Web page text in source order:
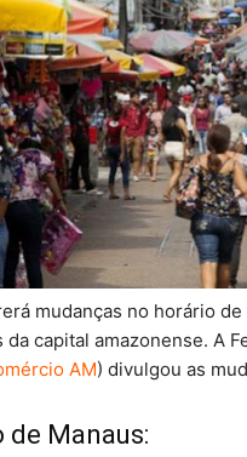
mudanças no horário
capital amazonense. A
AM) divulgou as
de Manaus: